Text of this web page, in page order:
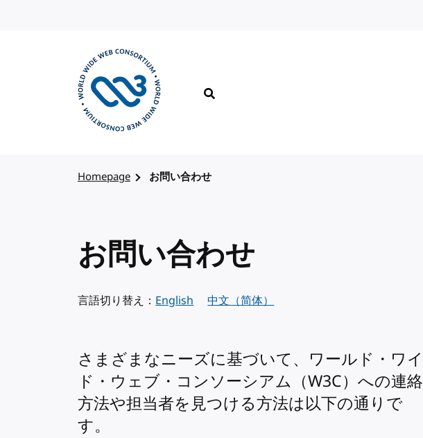
検索
Homepage お問い合わせ
お問い合わせ
言語切り替え： English 中文（简体）
さまざまなニーズに基づいて、ワールド・ワイ
ド・ウェブ・コンソーシアム（W3C）への連絡
方法や担当者を見つける方法は以下の通りで
す。